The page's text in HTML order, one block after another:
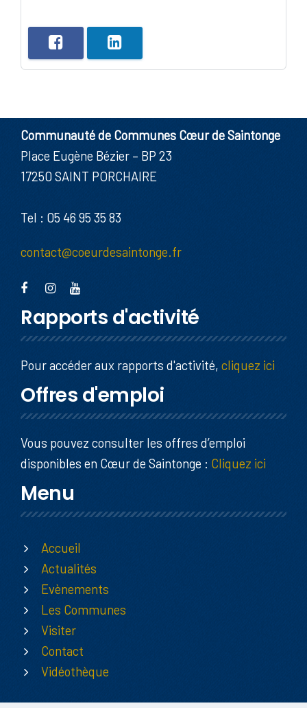
Communauté de Communes Cœur de Saintonge
Place Eugène Bézier – BP 23
17250 SAINT PORCHAIRE
Tel : 05 46 95 35 83
contact@coeurdesaintonge.fr
Rapports d'activité
Pour accéder aux rapports d'activité, cliquez ici
Offres d'emploi
Vous pouvez consulter les offres d’emploi
disponibles en Cœur de Saintonge : Cliquez ici
Menu
Accueil
Actualités
Evènements
Les Communes
Visiter
Contact
Vidéothèque